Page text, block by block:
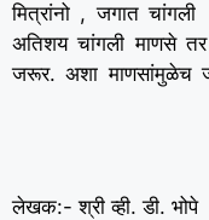
मित्रांनो , जगात
अतिशय चांगली माणसे
जरूर. अशा माणसांमुळेच
लेखक:- श्री व्ही. डी. भोपे